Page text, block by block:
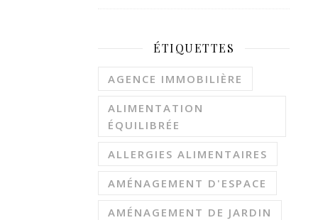
ÉTIQUETTES
AGENCE IMMOBILIÈRE
ALIMENTATION
ÉQUILIBRÉE
ALLERGIES ALIMENTAIRES
AMÉNAGEMENT D'ESPACE
AMÉNAGEMENT DE JARDIN